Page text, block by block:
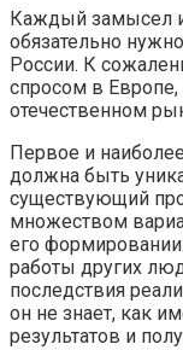
Каждый замысел
обязательно
России. К
спросом в
отечественном
Первое и
должна быть
существующий
множеством
его
работы других
последствия
он не знает, как
результатов и